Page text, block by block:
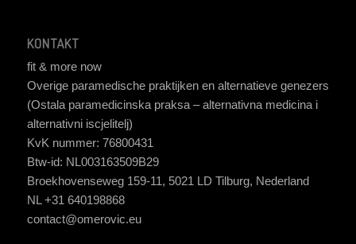
KONTAKT
fit & more now
Overige paramedische praktijken en alternatieve genezers
(Ostala paramedicinska praksa – alternativna medicina i
alternativni iscjelitelj)
KvK nummer: 76800431
Btw-id: NL003163509B29
Broekhovenseweg 159-11, 5021 LD Tilburg, Nederland
NL +31 640198868
contact@omerovic.eu